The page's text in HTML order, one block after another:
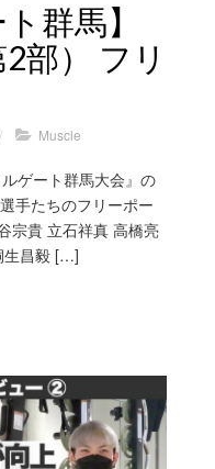
群馬】
部） フリ
/ Muscle
ゲート群馬大会』の
手たちのフリーポー
宗貴 立石祥真 高橋亮
生昌毅 […]